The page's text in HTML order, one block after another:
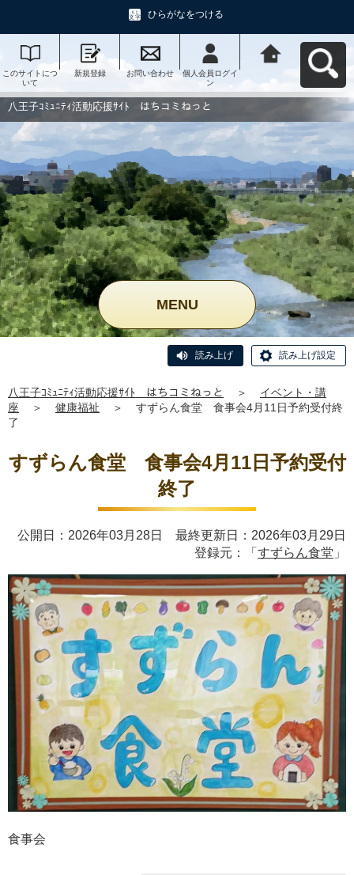
ひらがなをつける
このサイトにつ
いて
新規登録 お問い合わせ
個人会員ログイ
ン
動応援ｻｲﾄ はち
コミねっとへ戻
八王子ｺﾐｭﾆﾃｨ活動応援ｻｲﾄ はちコミねっと
MENU
読み上げ 読み上げ設定
八王子ｺﾐｭﾆﾃｨ活動応援ｻｲﾄ はちコミねっと ＞
イベント・講
座
＞ 健康福祉 ＞
すずらん食堂 食事会4月11日予約受付終
了
すずらん食堂 食事会4月11日予約受付
終了
公開日：2026年03月28日 最終更新日：2026年03月29日
登録元：「 すずらん食堂 」
食事会